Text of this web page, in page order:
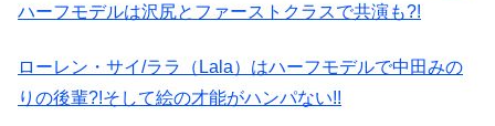
ハーフモデルは沢尻とファーストクラスで共演も?!
ローレン・サイ/ララ（Lala）はハーフモデルで中田みの
りの後輩?!そして絵の才能がハンパない!!